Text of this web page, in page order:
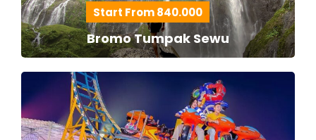
Start From 840.000
Bromo Tumpak Sewu